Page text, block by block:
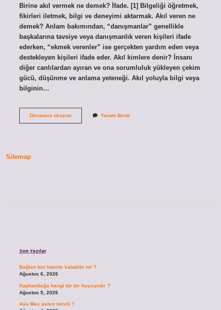
Birine akıl vermek ne demek? İfade. [1] Bilgeliği öğretmek,
fikirleri iletmek, bilgi ve deneyimi aktarmak. Akıl veren ne
demek? Anlam bakımından, “danışmanlar” genellikle
başkalarına tavsiye veya danışmanlık veren kişileri ifade
ederken, “ekmek verenler” ise gerçekten yardım eden veya
destekleyen kişileri ifade eder. Akıl kimlere denir? İnsanı
diğer canlılardan ayıran ve ona sorumluluk yükleyen çekim
gücü, düşünme ve anlama yeteneği. Akıl yoluyla bilgi veya
bilginin…
Devamını okuyunAkıl
Yorum Bırak
Sitemap
Son Yazılar
Bağlan biri hamile kalabilir mi ?
Ağustos 6, 2026
Kaplumbağa hangi tür bir hayvandır ?
Ağustos 5, 2026
Ava Max aslen nereli ?